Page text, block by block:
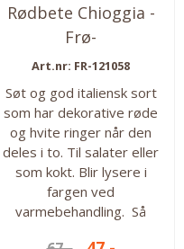
Rødbete Chioggia -
Frø-
Art.nr: FR-121058
Søt og god italiensk sort
som har dekorative røde
og hvite ringer når den
deles i to. Til salater eller
som kokt. Blir lysere i
fargen ved
varmebehandling. Så